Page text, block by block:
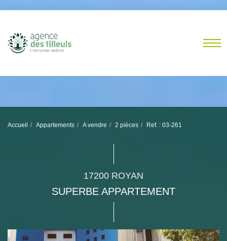
Accueil Appartements A vendre 2 pièces Ref. : 03-261
17200 ROYAN
SUPERBE APPARTEMENT